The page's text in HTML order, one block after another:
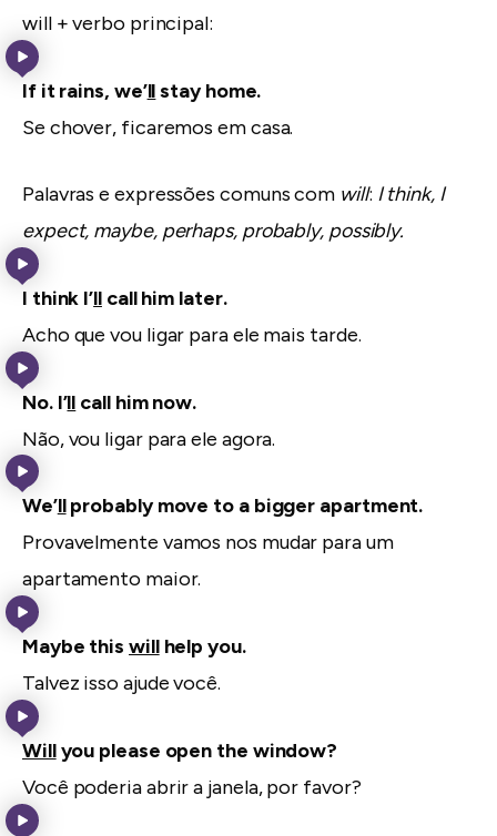
will + verbo principal:
If it rains, we’llstay home.
Se chover, ficaremos em casa.
Palavras e expressões comuns com will: I think, I
expect, maybe, perhaps, probably, possibly.
I think I’llcall him later.
Acho que vou ligar para ele mais tarde.
No. I’ll call him now.
Não, vou ligar para ele agora.
We’llprobably move to a bigger apartment.
Provavelmente vamos nos mudar para um
apartamento maior.
Maybe thiswillhelp you.
Talvez isso ajude você.
Willyou please open the window?
Você poderia abrir a janela, por favor?